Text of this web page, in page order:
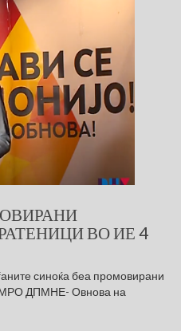
ВО ИЕ 4
синоќа беа промовирани
ДПМНЕ- Овнова на